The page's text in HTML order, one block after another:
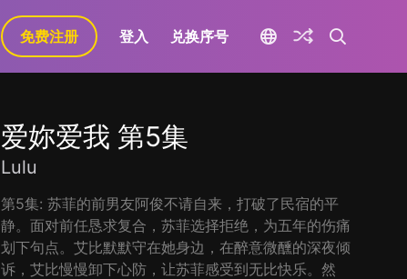
免费注册 登入 兑换序号
爱妳爱我 第5集
Lulu
第5集: 苏菲的前男友阿俊不请自来，打破了民宿的平
静。面对前任恳求复合，苏菲选择拒绝，为五年的伤痛
划下句点。艾比默默守在她身边，在醉意微醺的深夜倾
诉，艾比慢慢卸下心防，让苏菲感受到无比快乐。然